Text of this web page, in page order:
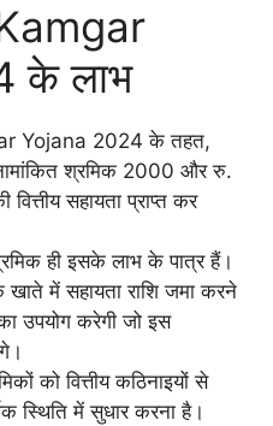
के लाभ
Yojana 2024 के तहत,
श्रमिक 2000 और रु.
सहायता प्राप्त कर
ही इसके लाभ के पात्र हैं।
में सहायता राशि जमा करने
उपयोग करेगी जो इस
को वित्तीय कठिनाइयों से
स्थिति में सुधार करना है।